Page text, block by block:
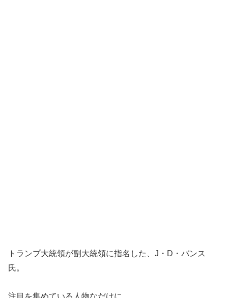
トランプ大統領が副大統領に指名した、J・D・バンス
氏。